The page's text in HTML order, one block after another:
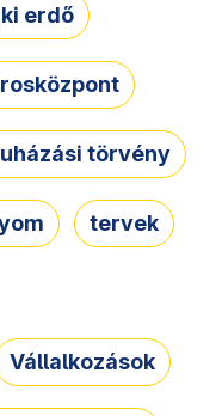
erdő
törvény
tervek
Vállalkozások